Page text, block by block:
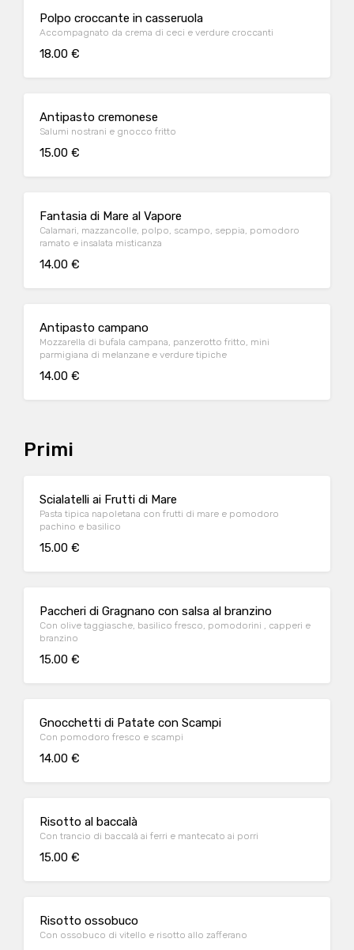
Polpo croccante in casseruola
Accompagnato da crema di ceci e verdure croccanti
18.00 €
Antipasto cremonese
Salumi nostrani e gnocco fritto
15.00 €
Fantasia di Mare al Vapore
Calamari, mazzancolle, polpo, scampo, seppia, pomodoro
ramato e insalata misticanza
14.00 €
Antipasto campano
Mozzarella di bufala campana, panzerotto fritto, mini
parmigiana di melanzane e verdure tipiche
14.00 €
Primi
Scialatelli ai Frutti di Mare
Pasta tipica napoletana con frutti di mare e pomodoro
pachino e basilico
15.00 €
Paccheri di Gragnano con salsa al branzino
Con olive taggiasche, basilico fresco, pomodorini , capperi e
branzino
15.00 €
Gnocchetti di Patate con Scampi
Con pomodoro fresco e scampi
14.00 €
Risotto al baccalà
Con trancio di baccalà ai ferri e mantecato ai porri
15.00 €
Risotto ossobuco
Con ossobuco di vitello e risotto allo zafferano